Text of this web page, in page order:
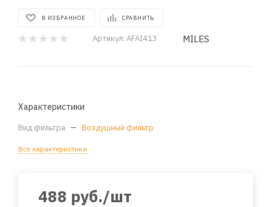
В ИЗБРАННОЕ СРАВНИТЬ
Артикул: AFAI413 MILES
Характеристики
Вид фильтра — Воздушный фильтр
Все характеристики
488 руб./шт